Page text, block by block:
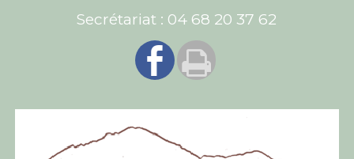
Secrétariat : 04 68 20 37 62